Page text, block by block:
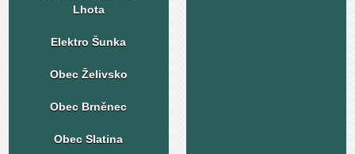
Lhota
Elektro Šunka
Obec Želivsko
Obec Brněnec
Obec Slatina